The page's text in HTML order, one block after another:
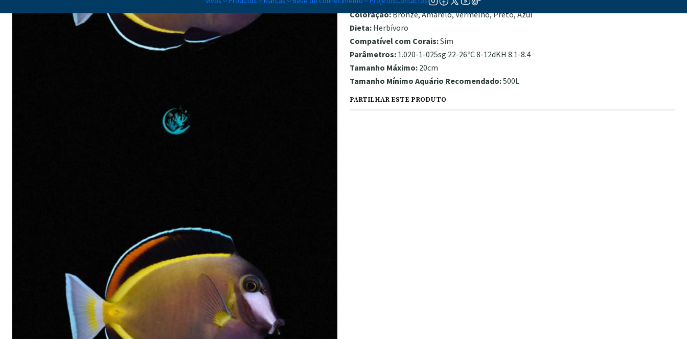
Coloração:Bronze, Amarelo, Vermelho, Preto, Azul
Dieta: Herbívoro
Compatível com Corais:Sim
Parâmetros: 1.020-1-025sg 22-26ºC 8-12dKH 8.1-8.4
Tamanho Máximo: 20cm
Tamanho Mínimo Aquário Recomendado:500L
PARTILHAR ESTE PRODUTO